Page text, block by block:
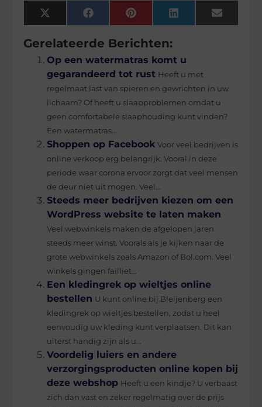
X
(Twitter)
FacebookPinterestLinkedInEmail
Gerelateerde Berichten:
Op een watermatras komt u
gegarandeerd tot rust Heeft u met
regelmaat last van spieren en gewrichten in uw
lichaam? Of heeft u slaapproblemen omdat u
geen comfortabele slaaphouding kunt vinden?
Een watermatras...
Shoppen op Facebook Voor veel bedrijven is
online verkoop erg belangrijk. Vooral in deze
periode waar corona ervoor zorgt dat veel mensen
de deur niet uit mogen. Veel...
Steeds meer bedrijven kiezen om een
WordPress website te laten maken
Veel webwinkels maken de afgelopen jaren
steeds meer winst. Voorals als je kijken naar de
grote webwinkels zoals Amazon of Bol.com. Veel
winkels gingen failliet...
Een kledingrek op wieltjes online
bestellen U kunt online bij Bleijenberg een
kledingrek op wieltjes bestellen, zodat u heel
eenvoudig uw kleding kunt verplaatsen. Dit kan
uiterst handig zijn als u...
Voordelig luiers en andere
verzorgingsproducten online kopen bij
deze webshop Heeft u een kindje? U verbaast
zich dan vast en zeker regelmatig over de prijs